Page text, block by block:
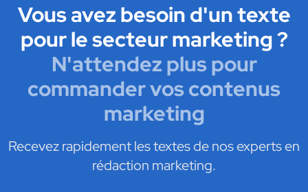
Vous avez besoin d'un texte
pour le secteur marketing ?
N'attendez plus pour
commander vos contenus
marketing
Recevez rapidement les textes de nos experts en
rédaction marketing.